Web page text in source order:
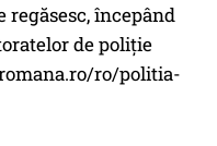
regăsesc, începând
de poliție
ro/politia-